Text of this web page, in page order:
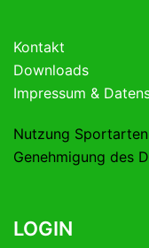
Kontakt
Downloads
Impressum &
Nutzung
Genehmigung des
LOGIN